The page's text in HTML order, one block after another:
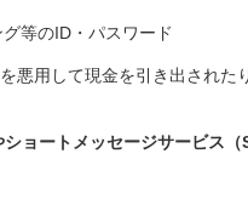
等のID・パスワード
悪用して現金を引き出され
ョートメッセージサービス